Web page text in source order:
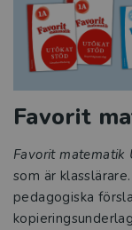
Favorit
Favorit matematik
som är
pedagogiska